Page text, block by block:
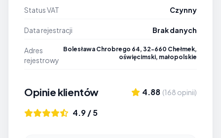
Status VAT Czynny
Data rejestracji Brak danych
Adres
rejestrowy
Bolesława Chrobrego 64, 32-660 Chełmek,
oświęcimski, małopolskie
Opinie klientów 4.88 (168 opinii)
4.9 / 5